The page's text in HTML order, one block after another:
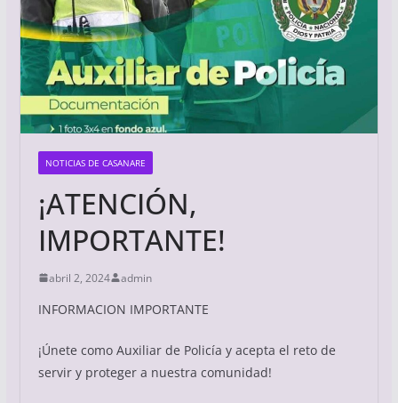
NOTICIAS DE CASANARE
¡ATENCIÓN,
IMPORTANTE!
abril 2, 2024 admin
INFORMACION IMPORTANTE
¡Únete como Auxiliar de Policía y acepta el reto de
servir y proteger a nuestra comunidad!